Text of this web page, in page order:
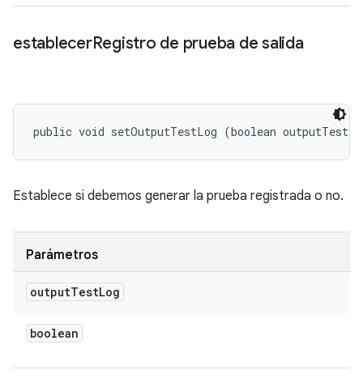
establecerRegistro de prueba de salida
public void setOutputTestLog (boolean
Establece si debemos generar la prueba registrada o no.
Parámetros
outputTestLog
boolean